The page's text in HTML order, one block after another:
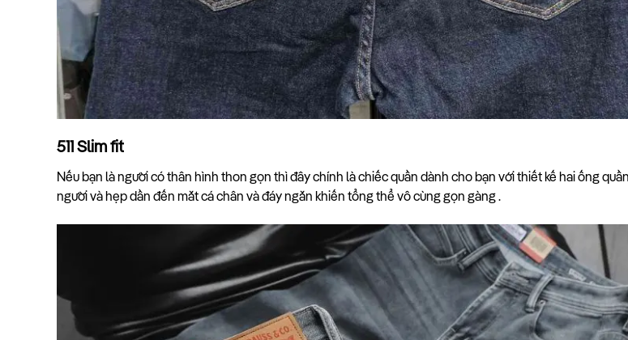
511 Slim fit
Nếu bạn là người có thân hình thon gọn thì đây chính là chiếc quần dành cho bạn với thiết kế hai ống
người và hẹp dần đến mắt cá chân và đáy ngắn khiến tổng thể vô cùng gọn gàng .